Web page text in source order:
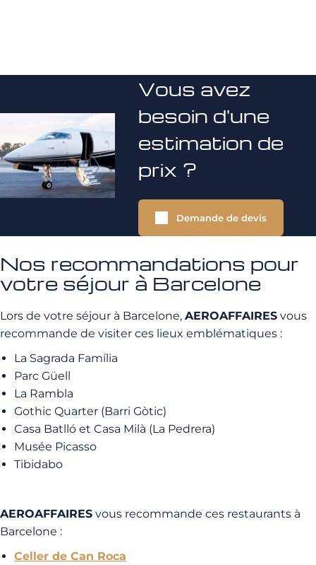
Vous avez
besoin d'une
estimation de
prix ?
Demande de devis
Nos recommandations pour
votre séjour à Barcelone
Lors de votre séjour à Barcelone, AEROAFFAIRES vous
recommande de visiter ces lieux emblématiques :
La Sagrada Família
Parc Güell
La Rambla
Gothic Quarter (Barri Gòtic)
Casa Batlló et Casa Milà (La Pedrera)
Musée Picasso
Tibidabo
AEROAFFAIRES vous recommande ces restaurants à
Barcelone :
Celler de Can Roca